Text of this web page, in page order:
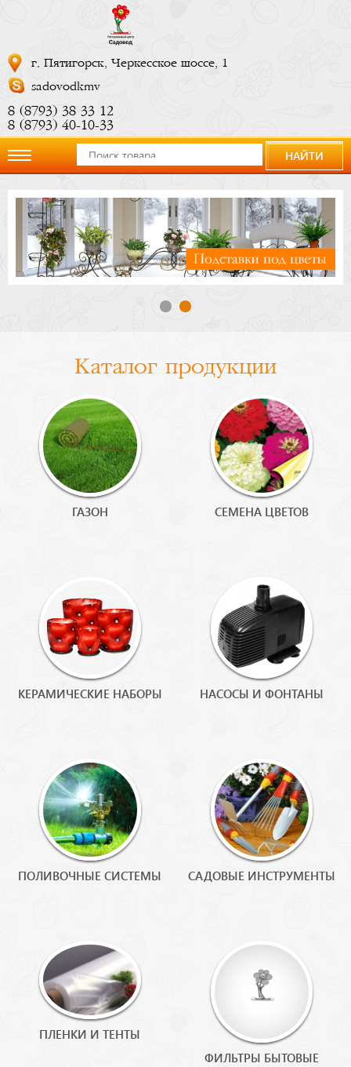
г. Пятигорск, Черкесское шоссе, 1
sadovodkmv
8 (8793) 38 33 12
8 (8793) 40-10-33
компании
Новости
Доставка
Оптовикам
НАЙТИ
Каталог продукции
ГАЗОН СЕМЕНА ЦВЕТОВ
КЕРАМИЧЕСКИЕ НАБОРЫ НАСОСЫ И ФОНТАНЫ
ПОЛИВОЧНЫЕ СИСТЕМЫ САДОВЫЕ ИНСТРУМЕНТЫ
ПЛЕНКИ И ТЕНТЫ
ФИЛЬТРЫ БЫТОВЫЕ